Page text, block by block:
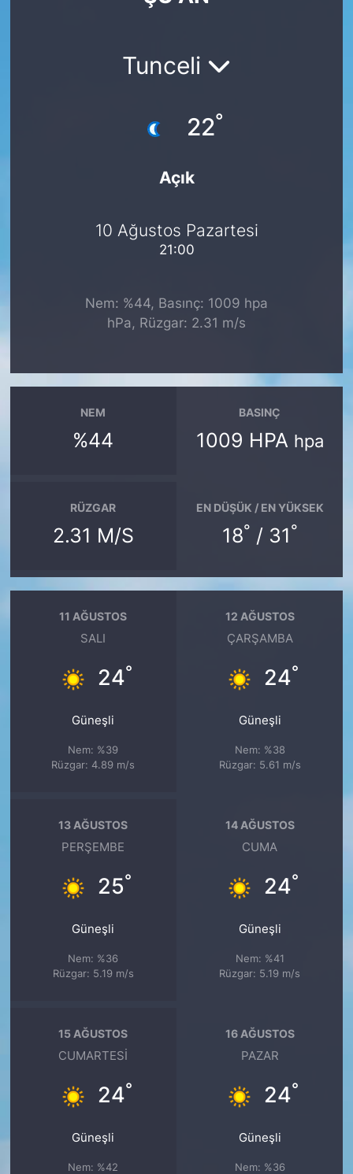
Tunceli
22°
Açık
10 Ağustos Pazartesi
21:00
Nem: %44, Basınç: 1009 hpa
hPa, Rüzgar: 2.31 m/s
NEM
%44
BASINÇ
1009 HPA hpa
RÜZGAR
2.31 M/S
EN DÜŞÜK / EN YÜKSEK
18° / 31°
11 AĞUSTOS
SALI
24°
Güneşli
Nem: %39
Rüzgar: 4.89 m/s
12 AĞUSTOS
ÇARŞAMBA
24°
Güneşli
Nem: %38
Rüzgar: 5.61 m/s
13 AĞUSTOS
PERŞEMBE
25°
Güneşli
Nem: %36
Rüzgar: 5.19 m/s
14 AĞUSTOS
CUMA
24°
Güneşli
Nem: %41
Rüzgar: 5.19 m/s
15 AĞUSTOS
CUMARTESI
24°
Güneşli
Nem: %42
16 AĞUSTOS
PAZAR
24°
Güneşli
Nem: %36